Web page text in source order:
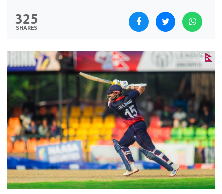
325
SHARES